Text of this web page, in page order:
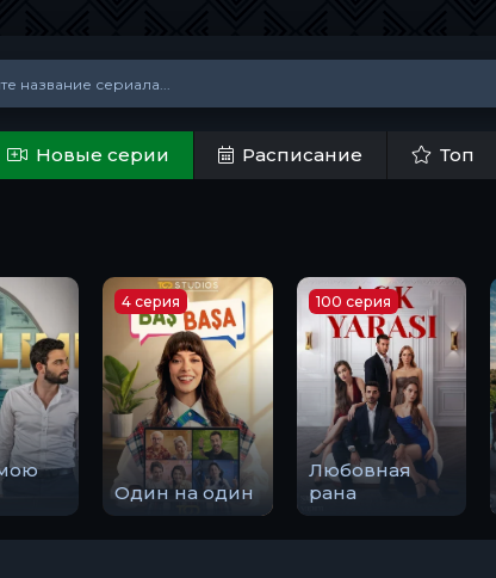
Новые серии Расписание Топ
Один на один
4 серия
Любовная
рана
100 серия